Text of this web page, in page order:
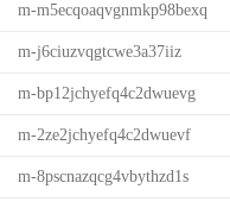
m-m5ecqoaqvgnmkp98bexq
m-j6ciuzvqgtcwe3a37iiz
m-bp12jchyefq4c2dwuevg
m-2ze2jchyefq4c2dwuevf
m-8pscnazqcg4vbythzd1s